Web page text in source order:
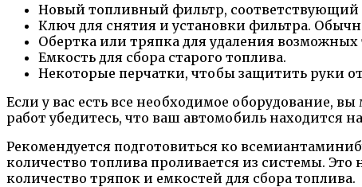
Новый топливный фильтр, соответствующий
Ключ для снятия и установки фильтра.
Обертка или тряпка для удаления
Емкость для сбора старого топлива.
Некоторые перчатки, чтобы защитить руки
Если у вас есть все необходимое оборудование,
работ убедитесь, что ваш автомобиль находится
Рекомендуется подготовиться ко
количество топлива проливается из системы. Это
количество тряпок и емкостей для сбора топлива.